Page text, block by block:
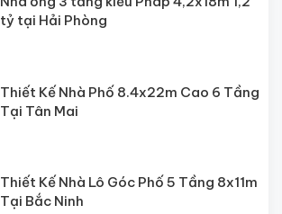
tỷ tại Hải Phòng
Thiết Kế Nhà Phố 8.4x22m Cao 6 Tầng
Tại Tân Mai
Thiết Kế Nhà Lô Góc Phố 5 Tầng 8x11m
Tại Bắc Ninh